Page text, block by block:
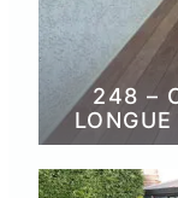
248 –